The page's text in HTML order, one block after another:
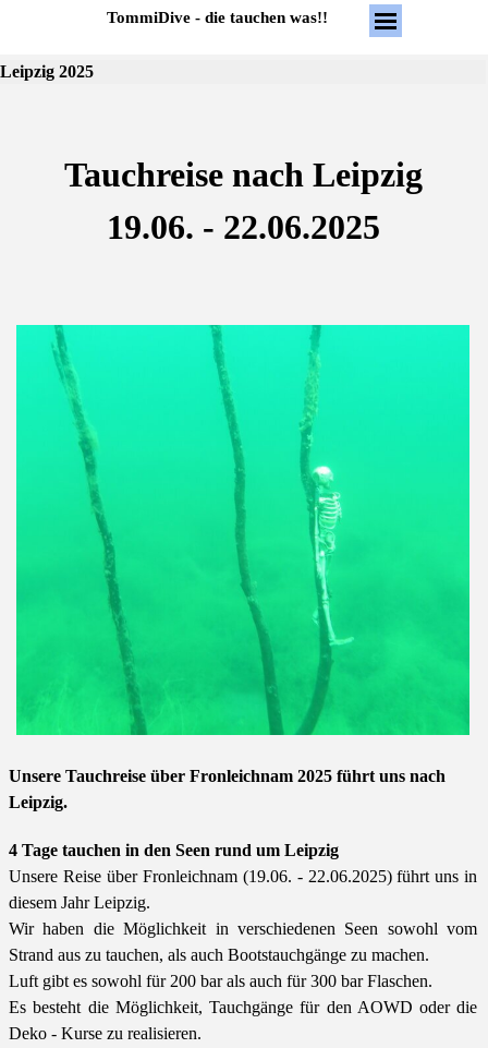
Direkt zum SeiteninhaltTommiDive - die tauchen was!! Menü
Leipzig 2025
Tauchreise nach Leipzig
19.06. - 22.06.2025
Unsere Tauchreise über Fronleichnam 2025 führt uns nach
Leipzig.
4 Tage tauchen in den Seen rund um Leipzig
Unsere Reise über Fronleichnam (19.06. - 22.06.2025) führt uns in
diesem Jahr Leipzig.
Wir haben die Möglichkeit in verschiedenen Seen sowohl vom
Strand aus zu tauchen, als auch Bootstauchgänge zu machen.
Luft gibt es sowohl für 200 bar als auch für 300 bar Flaschen.
Es besteht die Möglichkeit, Tauchgänge für den AOWD oder die
Deko - Kurse zu realisieren.